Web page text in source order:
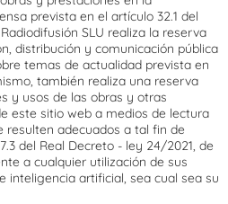
prevista en el artículo 32.1 del
SLU realiza la reserva
distribución y comunicación pública
temas de actualidad prevista en
también realiza una reserva
y usos de las obras y otras
este sitio web a medios de lectura
resulten adecuados a tal fin de
del Real Decreto - ley 24/2021, de
a cualquier utilización de sus
inteligencia artificial, sea cual sea su